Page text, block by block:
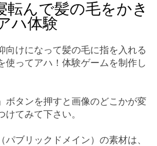
転んで髪の毛をかき
ハ体験
向けになって髪の毛に指を入れる
使ってアハ！体験ゲームを制作し
ボタンを押すと画像のどこかが変
てみて下さい。
ブリックドメイン）の素材は、